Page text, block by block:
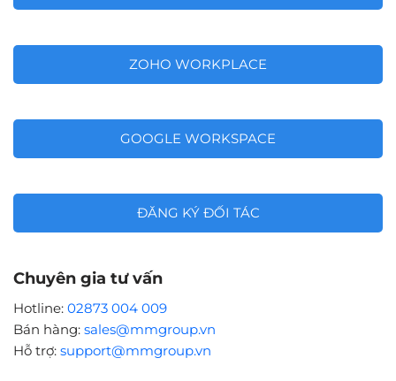
ZOHO WORKPLACE
GOOGLE WORKSPACE
ĐĂNG KÝ ĐỐI TÁC
Chuyên gia tư vấn
Hotline: 02873 004 009
Bán hàng: sales@mmgroup.vn
Hỗ trợ: support@mmgroup.vn